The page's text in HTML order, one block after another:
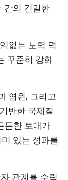
간의 긴밀한
없는 노력 덕
꾸준히 강화
염원, 그리고
반한 국제질
든한 토대가
있는 성과를
관계를 수립